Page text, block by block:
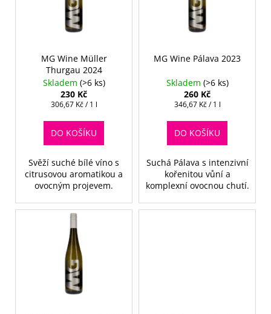
MG Wine Müller
Thurgau 2024
Skladem (>6 ks)
230 Kč
Měrná
306,67 Kč / 1 l
DO KOŠÍKU
Svěží suché bílé víno s
citrusovou aromatikou a
ovocným projevem.
MG Wine Pálava 2023
Skladem (>6 ks)
260 Kč
Měrná
346,67 Kč / 1 l
DO KOŠÍKU
Suchá Pálava s intenzivní
kořenitou vůní a
komplexní ovocnou chutí.
HLEDAT
r